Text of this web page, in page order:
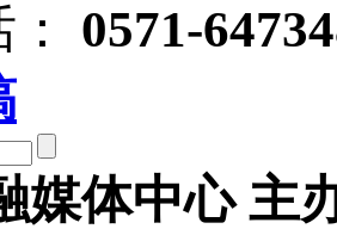
0571-
媒体中心 主